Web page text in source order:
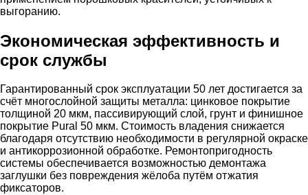
выгоранию.
Экономическая эффективность и
срок службы
Гарантированный срок эксплуатации 50 лет достигается за
счёт многослойной защиты металла: цинковое покрытие
толщиной 20 мкм, пассивирующий слой, грунт и финишное
покрытие Pural 50 мкм. Стоимость владения снижается
благодаря отсутствию необходимости в регулярной окраске
и антикоррозионной обработке. Ремонтопригодность
системы обеспечивается возможностью демонтажа
заглушки без повреждения жёлоба путём отжатия
фиксаторов.